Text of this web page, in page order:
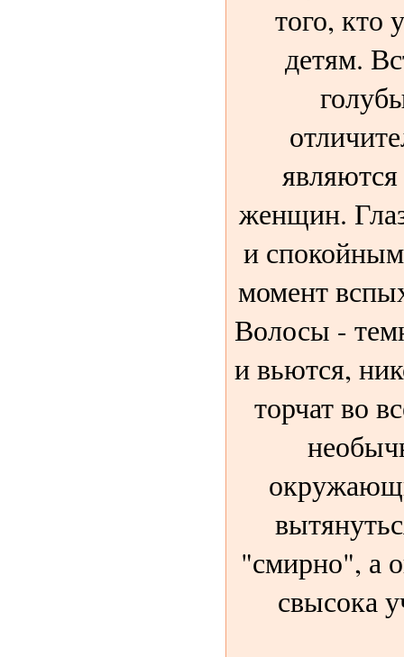
того, кто
детям.
женщин.
и
момент
Волосы -
и вьются,
торчат во
"смирно", а
свысока